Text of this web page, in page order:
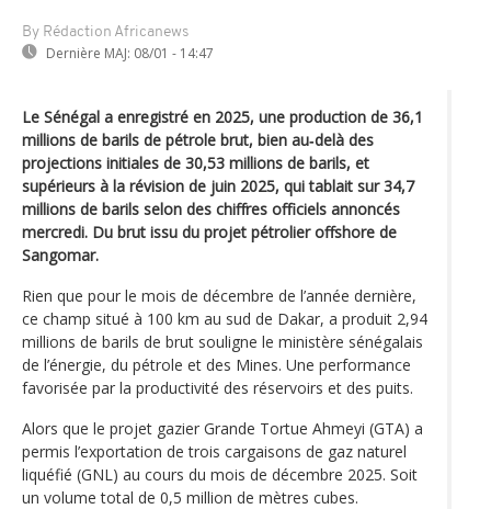
By Rédaction Africanews
Dernière MAJ: 08/01 - 14:47
Le Sénégal a enregistré en 2025, une production de 36,1
millions de barils de pétrole brut, bien au‑delà des
projections initiales de 30,53 millions de barils, et
supérieurs à la révision de juin 2025, qui tablait sur 34,7
millions de barils selon des chiffres officiels annoncés
mercredi. Du brut issu du projet pétrolier offshore de
Sangomar.
Rien que pour le mois de décembre de l’année dernière,
ce champ situé à 100 km au sud de Dakar, a produit 2,94
millions de barils de brut souligne le ministère sénégalais
de l’énergie, du pétrole et des Mines. Une performance
favorisée par la productivité des réservoirs et des puits.
Alors que le projet gazier Grande Tortue Ahmeyi (GTA) a
permis l’exportation de trois cargaisons de gaz naturel
liquéfié (GNL) au cours du mois de décembre 2025. Soit
un volume total de 0,5 million de mètres cubes.